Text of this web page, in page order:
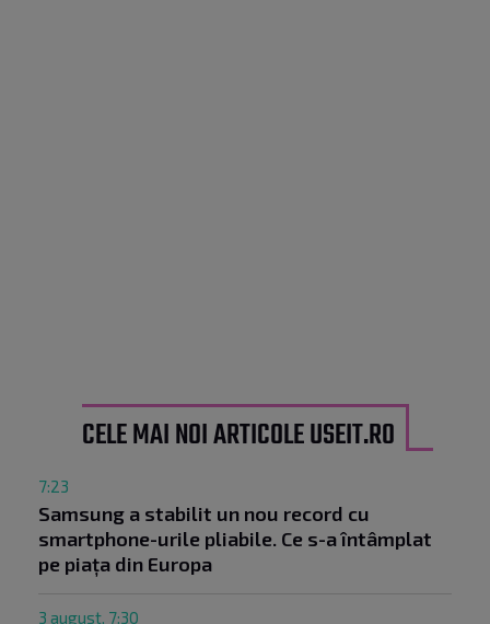
CELE MAI NOI ARTICOLE USEIT.RO
7:23
Samsung a stabilit un nou record cu
smartphone-urile pliabile. Ce s-a întâmplat
pe piața din Europa
3 august, 7:30